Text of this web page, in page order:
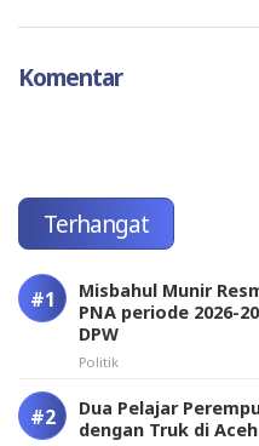
Komentar
Terhangat
Misbahul Munir
PNA periode 2026-
DPW
Politik
Dua Pelajar
dengan Truk di